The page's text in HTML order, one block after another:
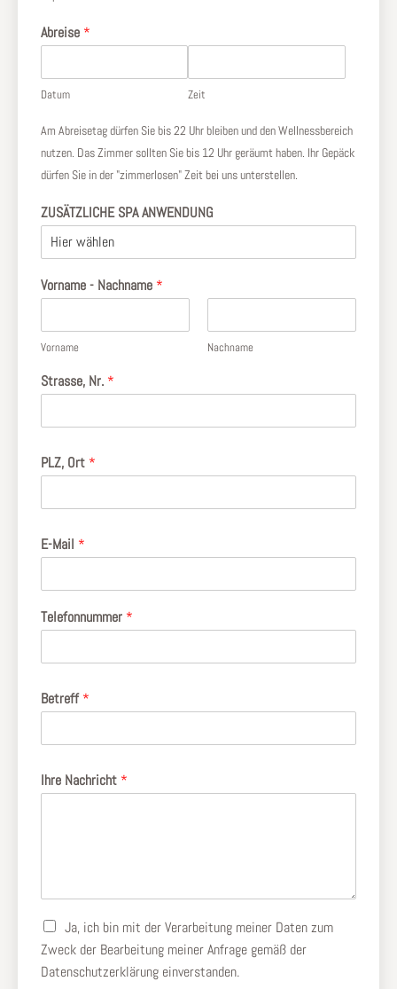
Abreise *
Datum Zeit
Am Abreisetag dürfen Sie bis 22 Uhr bleiben und den Wellnessbereich
nutzen. Das Zimmer sollten Sie bis 12 Uhr geräumt haben. Ihr Gepäck
dürfen Sie in der "zimmerlosen" Zeit bei uns unterstellen.
ZUSÄTZLICHE SPA ANWENDUNG
Vorname - Nachname *
Vorname Nachname
Strasse, Nr. *
PLZ, Ort *
E-Mail *
Telefonnummer *
Betreff*
Ihre Nachricht *
A
u
s
w
Ja, ich bin mit der Verarbeitung meiner Daten zum
Zweck der Bearbeitung meiner Anfrage gemäß der
Datenschutzerklärung einverstanden.